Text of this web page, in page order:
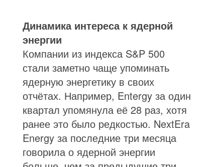
Динамика интереса к ядерной
энергии
Компании из индекса S&P 500
стали заметно чаще упоминать
ядерную энергетику в своих
отчётах. Например, Entergy за один
квартал упомянула её 28 раз, хотя
ранее это было редкостью. NextEra
Energy за последние три месяца
говорила о ядерной энергии